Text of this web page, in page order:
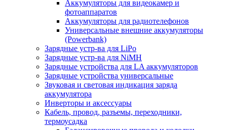
Аккумуляторы для видеокамер и
фотоаппаратов
Аккумуляторы для радиотелефонов
Универсальные внешние аккумуляторы
(Powerbank)
Зарядные устр-ва для LiPo
Зарядные устр-ва для NiMH
Зарядные устройства для LA аккумуляторов
Зарядные устройства универсальные
Звуковая и световая индикация заряда
аккумулятора
Инверторы и аксессуары
Кабель, провод, разъемы, переходники,
термоусадка